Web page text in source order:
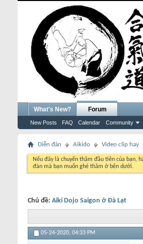
What's New? Forum
New Posts FAQ Calendar Community
Diễn đàn Aikido Video clip hay
Nếu đây là chuyến thăm đầu tiên của bạn,
đàn mà bạn muốn ghé thăm ở bên dưới.
Chủ đề: Aiki Dojo Saigon ở Đà Lạt
05-24-2020, 04:33 PM